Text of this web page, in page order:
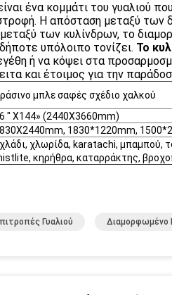
ένα κομμάτι του γυαλιού
Η απόσταση μεταξύ των
των κυλίνδρων, το
υπόλοιπο τονίζει. Το
ή να κόψει στα
και έτοιμος για την
μπλε σαφές σχέδιο χαλκού
" X144» (2440X3660mm)
1830*1220mm,
χλωρίδα, karatachi, μπαμπού,
κηρήθρα, καταρράκτης,
Γυαλιού Διαμορφωμένο